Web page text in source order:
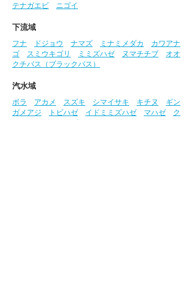
テナガエビ
ニゴイ
下流域
フナ
ドジョウ ナマズ ミナミメダカ
カワアナ
ゴ
スミウキゴリ ミミズハゼ ヌマチチブ
オオ
クチバス（ブラックバス）
汽水域
ボラ
アカメ スズキ シマイサキ キチヌ
ギン
ガメアジ
トビハゼ イドミミズハゼ マハゼ
ク
ロホシマンジュウダイ
クサフグ